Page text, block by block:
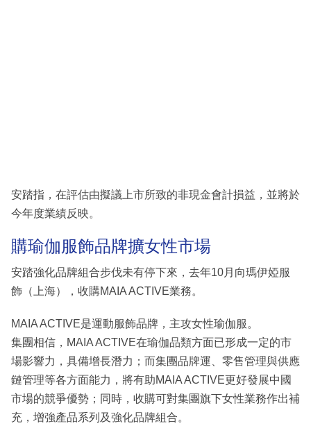
安踏指，在評估由擬議上市所致的非現金會計損益，並將於
今年度業績反映。
購瑜伽服飾品牌擴女性市場
安踏強化品牌組合步伐未有停下來，去年10月向瑪伊婭服
飾（上海），收購MAIA ACTIVE業務。
MAIA ACTIVE是運動服飾品牌，主攻女性瑜伽服。
集團相信，MAIA ACTIVE在瑜伽品類方面已形成一定的市
場影響力，具備增長潛力；而集團品牌運、零售管理與供應
鏈管理等各方面能力，將有助MAIA ACTIVE更好發展中國
市場的競爭優勢；同時，收購可對集團旗下女性業務作出補
充，增強產品系列及強化品牌組合。